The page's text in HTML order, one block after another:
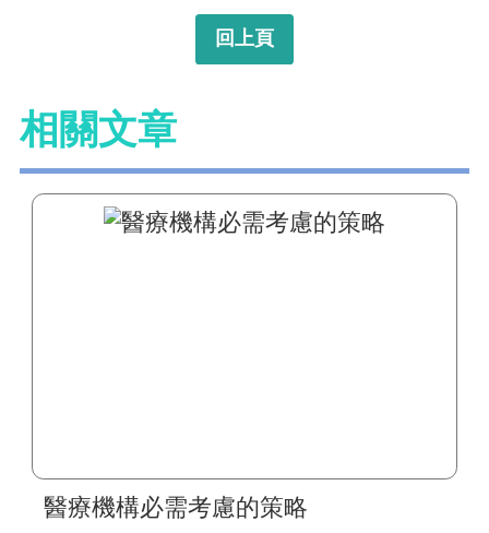
回上頁
相關文章
醫療機構必需考慮的策略